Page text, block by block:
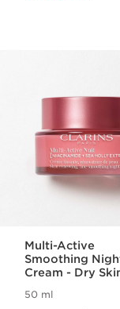
Multi-Active
Smoothing
Cream - Dry
50 ml